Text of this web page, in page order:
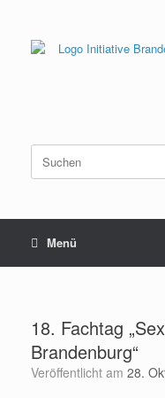
springen
Suchen
nach:
Menü
18. Fachtag
Brandenburg“
Veröffentlicht am 28.